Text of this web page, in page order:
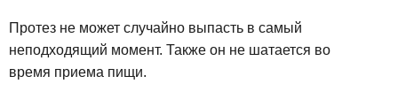
Протез не может случайно выпасть в самый
неподходящий момент. Также он не шатается во
время приема пищи.